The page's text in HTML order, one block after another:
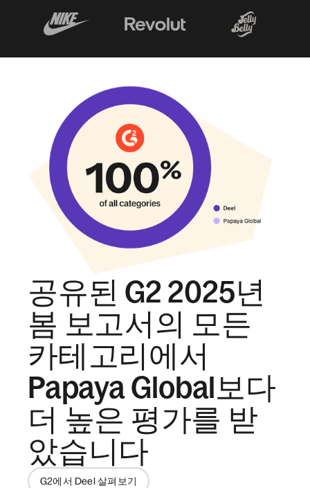
공유된 G2 2025년
봄 보고서의 모든
카테고리에서
Papaya Global보다
더 높은 평가를 받
았습니다
G2에서 Deel 살펴보기